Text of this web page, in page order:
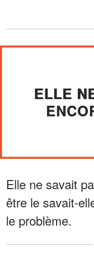
ELLE
Elle ne savait
être le savait-
le problème.